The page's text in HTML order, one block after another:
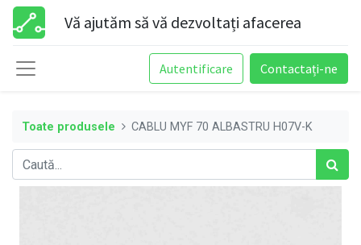
Vă ajutăm să vă dezvoltați afacerea
Autentificare Contactați-ne
Toate produsele CABLU MYF 70 ALBASTRU H07V-K